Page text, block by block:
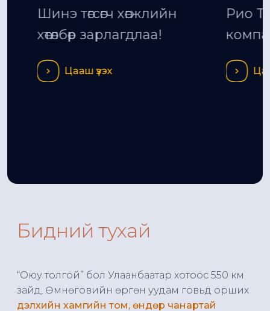
Шинэ төгсөгч хөгжлийн
хөтөлбөр зарлагдлаа!
Цааш үзэх
Рио
Цааш
Бидний тухай
“Оюу толгой” бол Улаанбаатар хотоос 550 км
зайд, Өмнөговийн өргөн уудам говьд орших
дэлхийн хамгийн том, өндөр чанартай